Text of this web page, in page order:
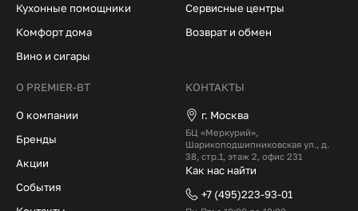
Кухонные помощники
Комфорт дома
Вино и сигары
Сервисные центры
Возврат и обмен
О PREMIER-BT
О компании
Бренды
Акции
События
КОНТАКТЫ
г. Москва
БЦ «Меркурий»,
Шарикоподшипниковская ул., д.
38, стр.1, этаж 2, офис 231
Как нас найти
+7 (495)223-93-01